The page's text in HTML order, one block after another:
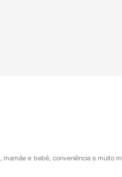
,mamãe e bebê, conveniênciae muito